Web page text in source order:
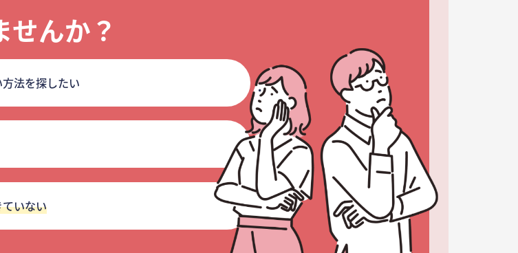
んか？
法を探したい
いない